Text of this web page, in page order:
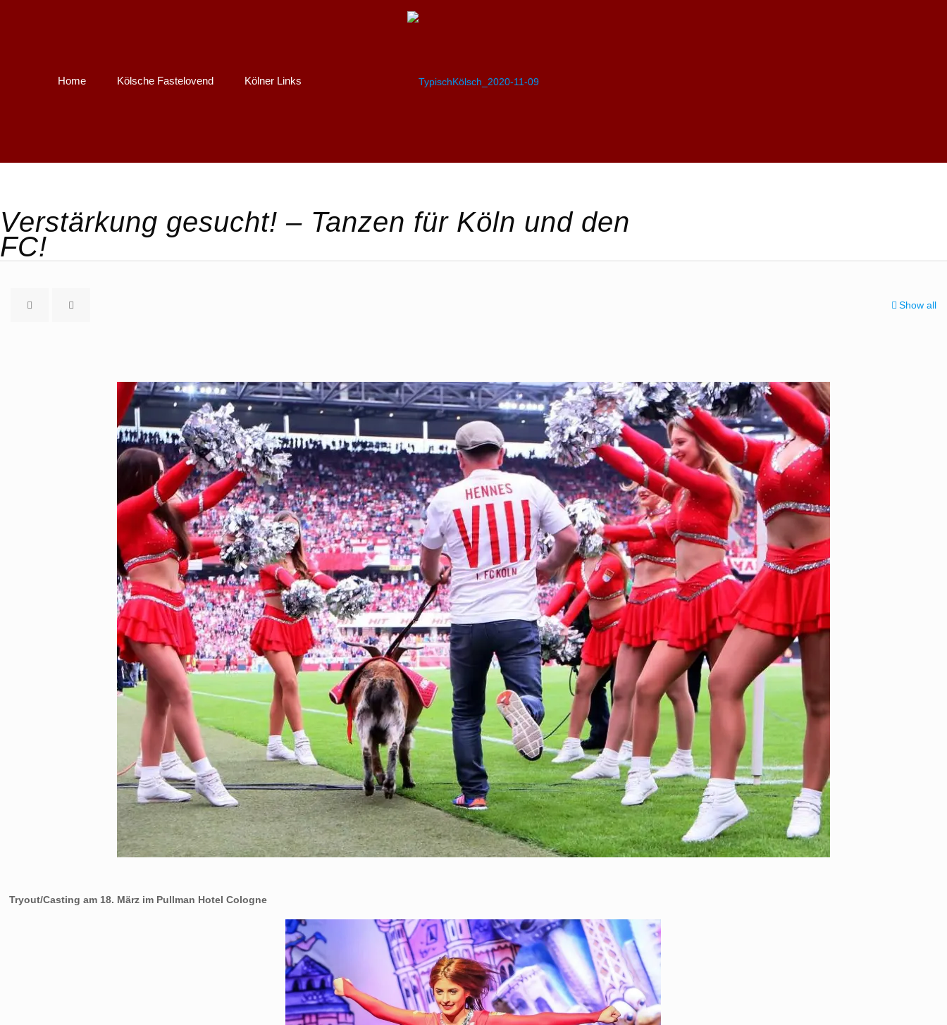
Home Kölsche Fastelovend Kölner Links
Verstärkung gesucht! – Tanzen für Köln und den
FC!
Show all
Tryout/Casting am 18. März im Pullman Hotel Cologne